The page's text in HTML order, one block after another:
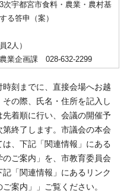
都宮市食料・農業・農村基
る答申（案）
2人）
業企画課 028-632-2299
刻までに、直接会場へお越
の際、氏名・住所を記入し
着順に行い、会議の開催予
終了します。市議会の本会
、下記「関連情報」にある
ご案内」を、市教育委員会
「関連情報」にあるリンク
案内」」ご覧ください。